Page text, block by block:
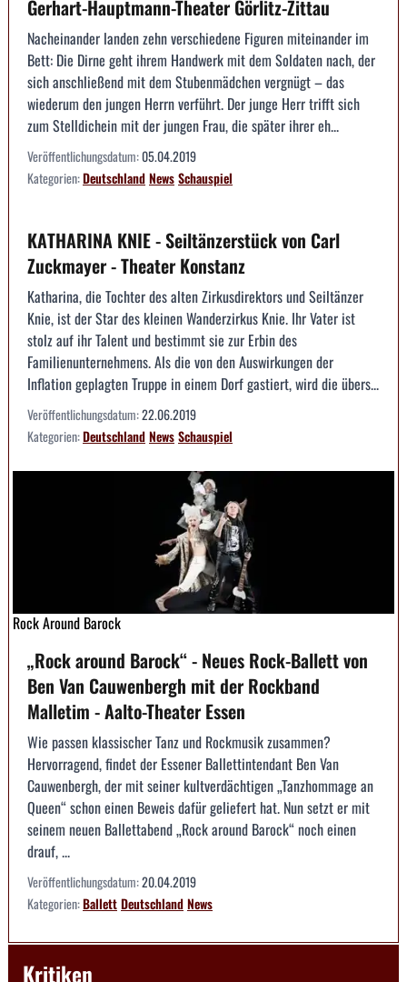
Gerhart-Hauptmann-Theater Görlitz-Zittau
Nacheinander landen zehn verschiedene Figuren miteinander im
Bett: Die Dirne geht ihrem Handwerk mit dem Soldaten nach, der
sich anschließend mit dem Stubenmädchen vergnügt – das
wiederum den jungen Herrn verführt. Der junge Herr trifft sich
zum Stelldichein mit der jungen Frau, die später ihrer eh...
Veröffentlichungsdatum:05.04.2019
Kategorien:DeutschlandNewsSchauspiel
KATHARINA KNIE - Seiltänzerstück von Carl
Zuckmayer - Theater Konstanz
Katharina, die Tochter des alten Zirkusdirektors und Seiltänzer
Knie, ist der Star des kleinen Wanderzirkus Knie. Ihr Vater ist
stolz auf ihr Talent und bestimmt sie zur Erbin des
Familienunternehmens. Als die von den Auswirkungen der
Inflation geplagten Truppe in einem Dorf gastiert, wird die übers...
Veröffentlichungsdatum:22.06.2019
Kategorien:DeutschlandNewsSchauspiel
Rock Around Barock
„Rock around Barock“ - Neues Rock-Ballett von
Ben Van Cauwenbergh mit der Rockband
Malletim - Aalto-Theater Essen
Wie passen klassischer Tanz und Rockmusik zusammen?
Hervorragend, findet der Essener Ballettintendant Ben Van
Cauwenbergh, der mit seiner kultverdächtigen „Tanzhommage an
Queen“ schon einen Beweis dafür geliefert hat. Nun setzt er mit
seinem neuen Ballettabend „Rock around Barock“ noch einen
drauf, ...
Veröffentlichungsdatum:20.04.2019
Kategorien:BallettDeutschlandNews
Kritiken